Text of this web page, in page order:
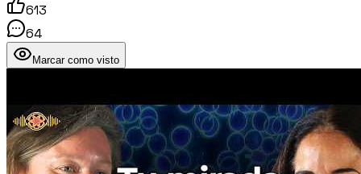
613
64
Marcar como visto